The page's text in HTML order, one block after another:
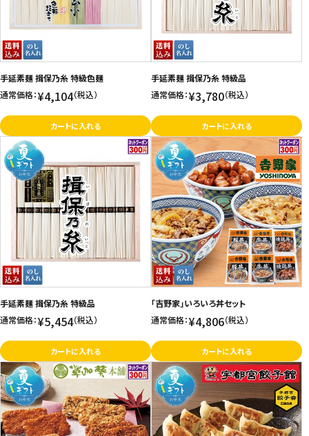
手延素麺 揖保乃糸 特級色麺
通常価格：¥4,104（税込）
カートに入れる
手延素麺 揖保乃糸 特級品
通常価格：¥3,780（税込）
カートに入れる
手延素麺 揖保乃糸 特級品
通常価格：¥5,454（税込）
カートに入れる
「吉野家」いろいろ丼セット
通常価格：¥4,806（税込）
カートに入れる